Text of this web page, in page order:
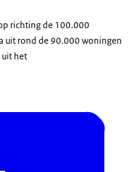
richting de 100.000
uit rond de 90.000 woningen
uit het